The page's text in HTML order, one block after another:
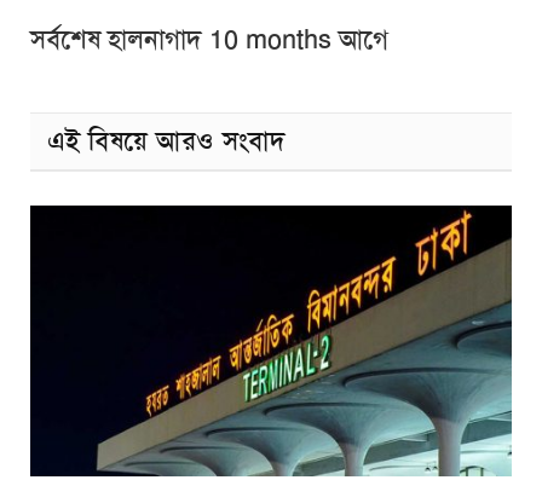
সর্বশেষ হালনাগাদ 10 months আগে
এই বিষয়ে আরও সংবাদ